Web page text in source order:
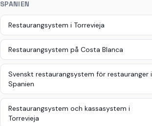
SPANIEN
Restaurangsystem i Torrevieja
Restaurangsystem på Costa Blanca
Svenskt restaurangsystem för restauranger i
Spanien
Restaurangsystem och kassasystem i
Torrevieja